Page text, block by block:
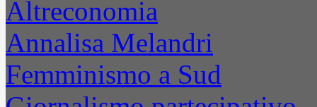
Altreconomia
Annalisa Melandri
Femminismo a Sud